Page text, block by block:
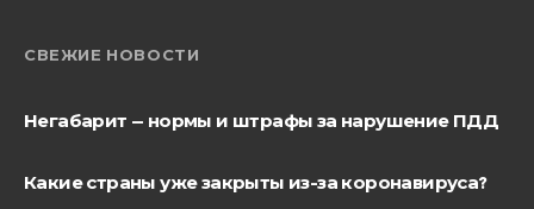
СВЕЖИЕ НОВОСТИ
Негабарит — нормы и штрафы за нарушение ПДД
Какие страны уже закрыты из-за коронавируса?